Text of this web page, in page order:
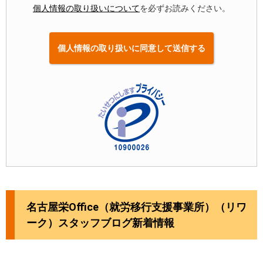
個人情報の取り扱いについてを必ずお読みください。
名古屋栄Office（就労移行支援事業所）（リワ
ーク）スタッフブログ新着情報